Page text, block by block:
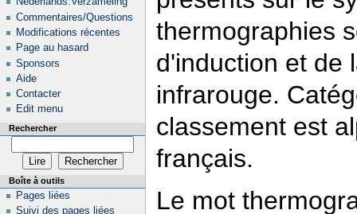
thermographies
d'induction et de
infrarouge.
classement est
français.
Le mot
Commentaires/Questions
Modifications récentes
Page au hasard
Sponsors
Aide
Contacter
Edit menu
Rechercher
Boîte à outils
Pages liées
Suivi des pages liées